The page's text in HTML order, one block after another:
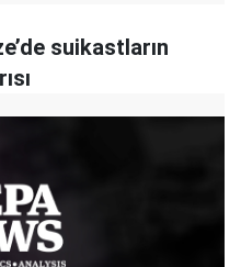
suikastların